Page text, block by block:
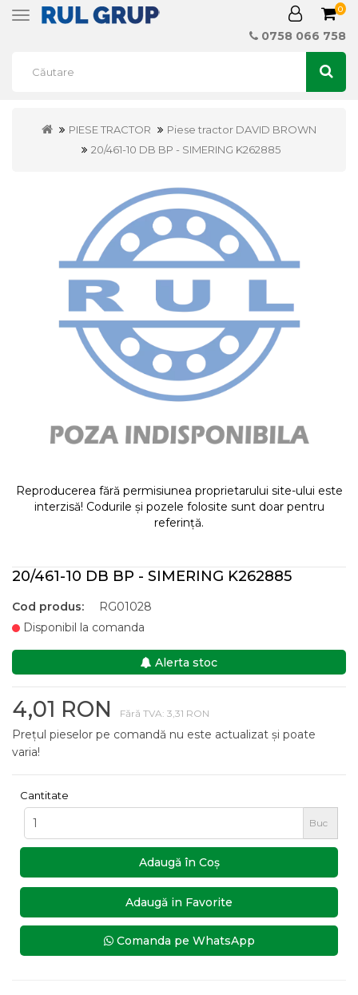
Toggle
0
0758 066 758
PIESE TRACTOR
Piese tractor DAVID BROWN
20/461-10 DB BP - SIMERING K262885
Reproducerea fără permisiunea proprietarului site-ului este
interzisă! Codurile și pozele folosite sunt doar pentru
referință.
20/461-10 DB BP - SIMERING K262885
Cod produs:
RG01028
Disponibil la comanda
Alerta stoc
4,01 RON Fără TVA: 3,31 RON
Prețul pieselor pe comandă nu este actualizat și poate
varia!
Cantitate
Buc
Adaugă în Coş
Adaugă in Favorite
Comanda pe WhatsApp